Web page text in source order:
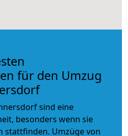
für den Umzug
sind eine
besonders wenn sie
stattfinden. Umzüge von